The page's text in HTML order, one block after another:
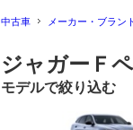
中古車 メーカー・ブラン
ジャガーＦ
モデルで絞り込む